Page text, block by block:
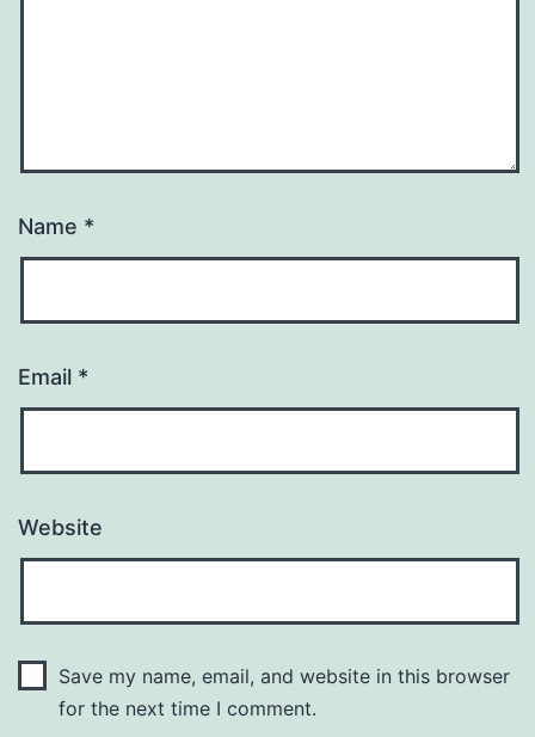
Name *
Email *
Website
Save my name, email, and website in this browser
for the next time I comment.